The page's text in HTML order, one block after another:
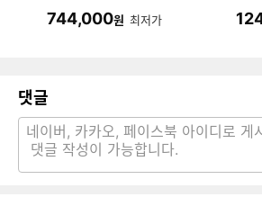
744,000원 최저가
댓글